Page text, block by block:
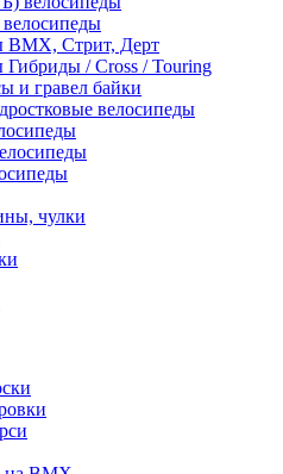
BMX, Стрит, Дерт
Гибриды / Cross / Touring
и гравел байки
велосипеды
чулки